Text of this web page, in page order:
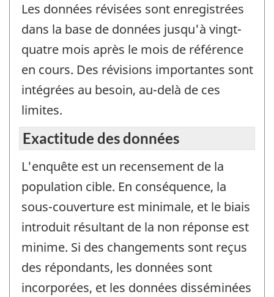
Les données révisées sont enregistrées
dans la base de données jusqu'à vingt-
quatre mois après le mois de référence
en cours. Des révisions importantes sont
intégrées au besoin, au-delà de ces
limites.
Exactitude des données
L'enquête est un recensement de la
population cible. En conséquence, la
sous-couverture est minimale, et le biais
introduit résultant de la non réponse est
minime. Si des changements sont reçus
des répondants, les données sont
incorporées, et les données disséminées